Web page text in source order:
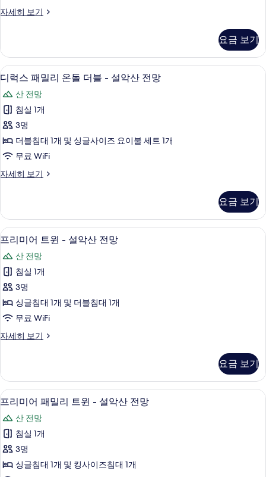
설
산
전
망
사
진
모
두
보
기
자세히 보기
디
돌
더
블
설
악
전
망
자
세
히
요금 보기
디
럭
스
패
밀
리
온
돌
블
설
악
산
전
망
사
진
보
기
고급 침구, 오리/거위털 이불, 메모리
3
디럭스 패밀리 온돌 더블 - 설악산 전망
산 전망
침실 1개
3명
더블침대 1개 및 싱글사이즈 요이불 세트 1개
무료 WiFi
자세히 보기
디
밀
리
온
더
블
설
악
산
전
망
보
기
요금 보기
프
미
어
트
윈
설
산
전
망
사
진
모
두
프리미어 트윈 - 설악산 전망 | 고급
8
프리미어 트윈 - 설악산 전망
산 전망
침실 1개
3명
싱글침대 1개 및 더블침대 1개
무료 WiFi
자세히 보기
프
트
윈
-
악
산
망
자
세
요금 보기
프
미
어
패
밀
고급 침구, 오리/거위털 이불, 메모리
10
프리미어 패밀리 트윈 - 설악산 전망
산 전망
침실 1개
3명
싱글침대 1개 및 킹사이즈침대 1개